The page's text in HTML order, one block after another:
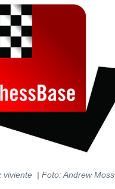
viviente | Foto: Andrew Moss